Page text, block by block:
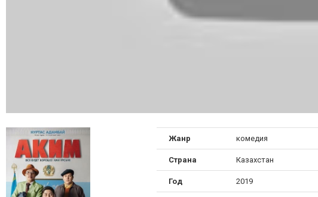
Жанр комедия
Страна Казахстан
Год 2019